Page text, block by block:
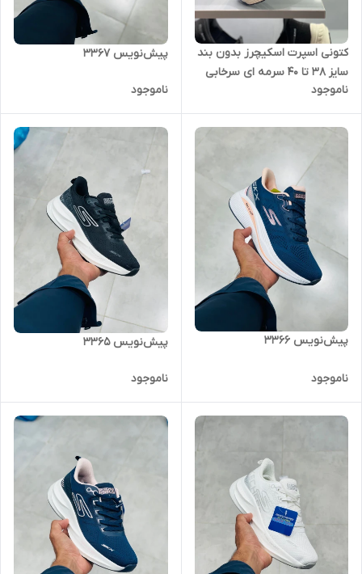
کتونی اسپرت اسکیچرز بدون بند
سایز 38 تا 40 سرمه ای سرخابی
Skechers Slip Ins
ناموجود
پیش‌نویس ۳۳۶۷
ناموجود
پیش‌نویس ۳۳۶۶
ناموجود
پیش‌نویس ۳۳۶۵
ناموجود